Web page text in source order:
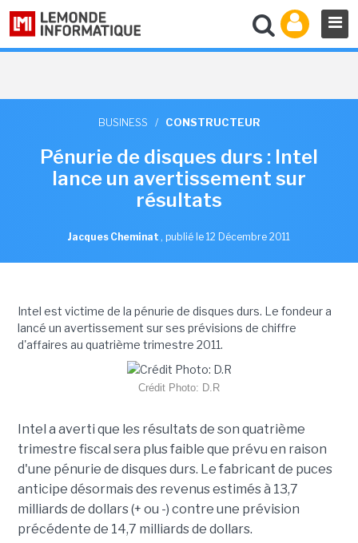
BUSINESS / CONSTRUCTEUR
Pénurie de disques durs : Intel
lance un avertissement sur
résultats
Jacques Cheminat , publié le 12 Décembre 2011
Intel est victime de la pénurie de disques durs. Le fondeur a
lancé un avertissement sur ses prévisions de chiffre
d'affaires au quatrième trimestre 2011.
Crédit Photo: D.R
Intel a averti que les résultats de son quatrième
trimestre fiscal sera plus faible que prévu en raison
d'une pénurie de disques durs. Le fabricant de puces
anticipe désormais des revenus estimés à 13,7
milliards de dollars (+ ou -) contre une prévision
précédente de 14,7 milliards de dollars.